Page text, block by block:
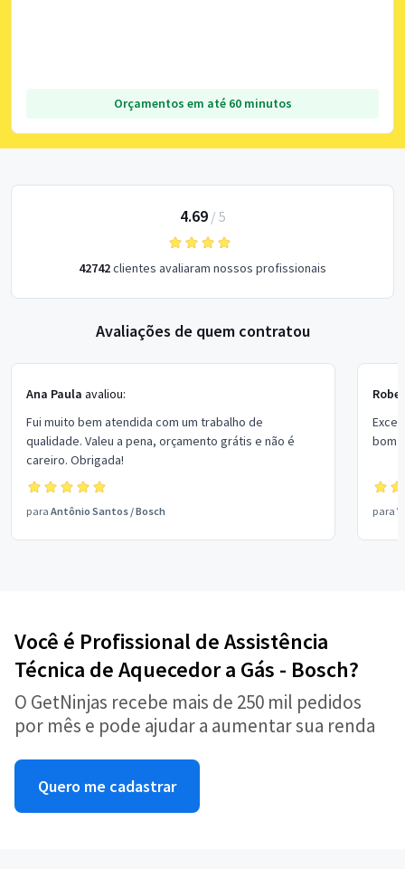
Orçamentos em até 60 minutos
4.69/ 5
42742clientes avaliaram nossos profissionais
Avaliações de quem contratou
Ana Paula avaliou:
Fui muito bem atendida com um trabalho de
qualidade. Valeu a pena, orçamento grátis e não é
careiro. Obrigada!
para Antônio Santos /Bosch
bom
para
Você é Profissional de Assistência
Técnica de Aquecedor a Gás - Bosch?
O GetNinjas recebe mais de 250 mil pedidos
por mês e pode ajudar a aumentar sua renda
Quero me cadastrar